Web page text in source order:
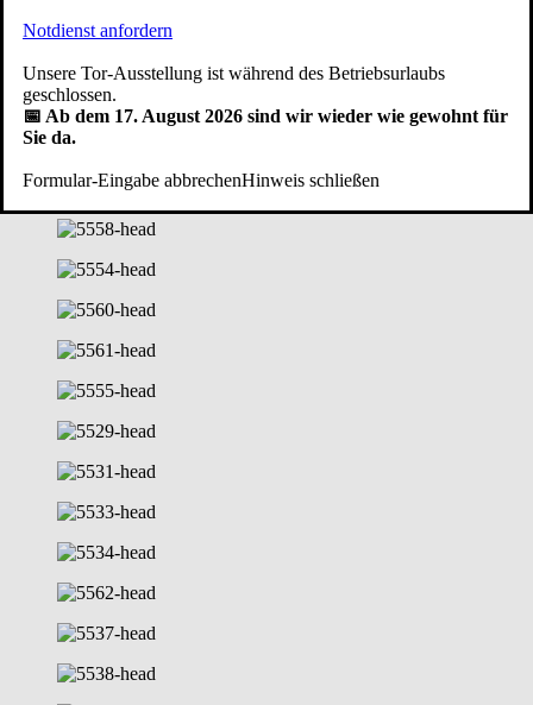
Modernes Garagentor: Sektionaltor mit
Antrieb / Fenster / Schlupftüre
Ideen und Inspirationen aus unserer Fotogalerie
Notdienst anfordern
Unsere Tor-Ausstellung ist während des Betriebsurlaubs
geschlossen.
📅 Ab dem 17. August 2026 sind wir wieder wie gewohnt für
Sie da.
Formular-Eingabe abbrechenHinweis schließen